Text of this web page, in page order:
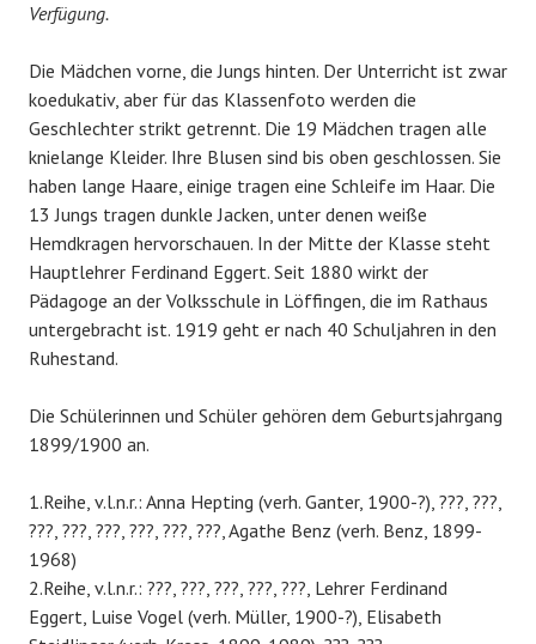
Verfügung.
Die Mädchen vorne, die Jungs hinten. Der Unterricht ist zwar
koedukativ, aber für das Klassenfoto werden die
Geschlechter strikt getrennt. Die 19 Mädchen tragen alle
knielange Kleider. Ihre Blusen sind bis oben geschlossen. Sie
haben lange Haare, einige tragen eine Schleife im Haar. Die
13 Jungs tragen dunkle Jacken, unter denen weiße
Hemdkragen hervorschauen. In der Mitte der Klasse steht
Hauptlehrer Ferdinand Eggert. Seit 1880 wirkt der
Pädagoge an der Volksschule in Löffingen, die im Rathaus
untergebracht ist. 1919 geht er nach 40 Schuljahren in den
Ruhestand.
Die Schülerinnen und Schüler gehören dem Geburtsjahrgang
1899/1900 an.
1.Reihe, v.l.n.r.: Anna Hepting (verh. Ganter, 1900-?), ???, ???,
???, ???, ???, ???, ???, ???, Agathe Benz (verh. Benz, 1899-
1968)
2.Reihe, v.l.n.r.: ???, ???, ???, ???, ???, Lehrer Ferdinand
Eggert, Luise Vogel (verh. Müller, 1900-?), Elisabeth